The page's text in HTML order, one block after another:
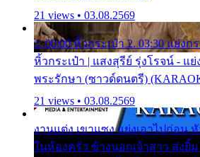
21 views • 03.08.2569
1. 00:00 หิ้วกระเป๋า 2. 03:30 แย่งก
หิ้วกระเป๋า | แสงสุรีย์ รุ่งโรจน์ - แ
พระรักษา (ซาวด์ดนตรี)
21 views • 03.08.2569
งานแต่ง เขาแซง แย่งเอาไปก่อน
ในห้องครัว ข้างนอกเจ้าสาว ส่งยิ้